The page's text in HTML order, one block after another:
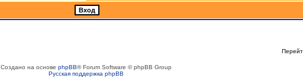
Создано на основе phpBB® Forum Software © phpBB Group
Русская поддержка phpBB